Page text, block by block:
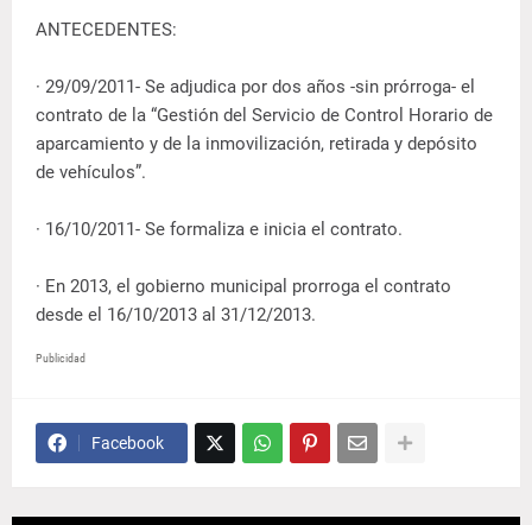
ANTECEDENTES:
· 29/09/2011- Se adjudica por dos años -sin prórroga- el
contrato de la “Gestión del Servicio de Control Horario de
aparcamiento y de la inmovilización, retirada y depósito
de vehículos”.
· 16/10/2011- Se formaliza e inicia el contrato.
· En 2013, el gobierno municipal prorroga el contrato
desde el 16/10/2013 al 31/12/2013.
Publicidad
Facebook